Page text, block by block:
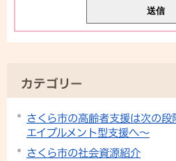
カテゴリー
さくら市の高齢者支援は次の段
エイブルメント型支援へ～
さくら市の社会資源紹介